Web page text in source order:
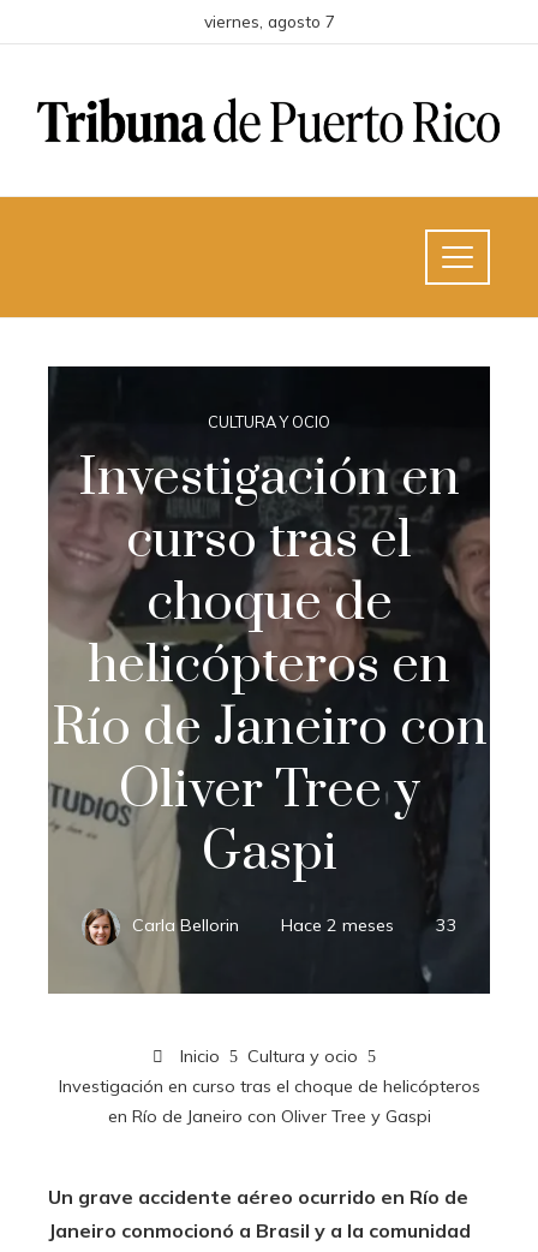
viernes, agosto 7
CULTURA Y OCIO
Investigación en
curso tras el
choque de
helicópteros en
Río de Janeiro con
Oliver Tree y
Gaspi
Carla Bellorin Hace 2 meses 33
Inicio
Cultura y ocio
Investigación en curso tras el choque de helicópteros
en Río de Janeiro con Oliver Tree y Gaspi
Un grave accidente aéreo ocurrido en Río de
Janeiro conmocionó a Brasil y a la comunidad